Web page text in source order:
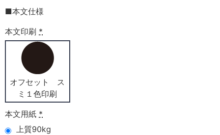
■本文仕様
本文印刷 *
オフセット ス
ミ１色印刷
本文用紙 *
上質90kg